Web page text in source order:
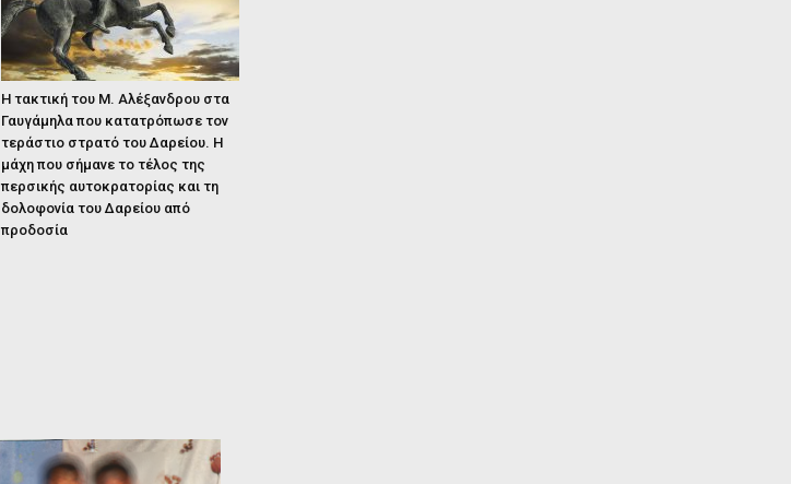
Η τακτική του Μ. Αλέξανδρου στα
Γαυγάμηλα που κατατρόπωσε τον
τεράστιο στρατό του Δαρείου. Η
μάχη που σήμανε το τέλος της
περσικής αυτοκρατορίας και τη
δολοφονία του Δαρείου από
προδοσία